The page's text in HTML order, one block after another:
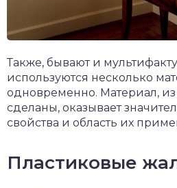
Также, бывают и
используются несколько
одновременно. Материал, из
сделаны, оказывает
свойства и область их
Пластиковые